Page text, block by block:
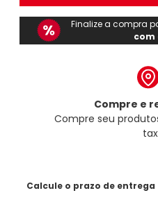
Finalize a compra
com
Compre e
Compre seu